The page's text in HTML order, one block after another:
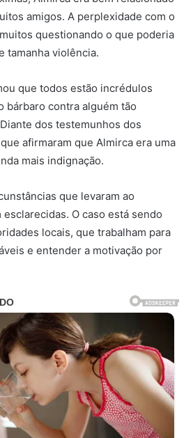
amigos. A perplexidade com o
questionando o que poderia
tamanha violência.
que todos estão incrédulos
bárbaro contra alguém tão
dos testemunhos dos
afirmaram que Almirca era uma
mais indignação.
que levaram ao
O caso está sendo
locais, que trabalham para
e entender a motivação por